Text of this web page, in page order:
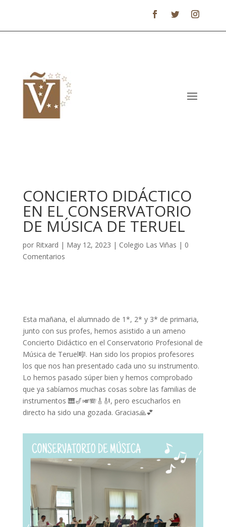
CONCIERTO DIDÁCTICO
EN EL CONSERVATORIO
DE MÚSICA DE TERUEL
por Ritxard | May 12, 2023 | Colegio Las Viñas | 0
Comentarios
Esta mañana, el alumnado de 1*, 2* y 3* de primaria,
junto con sus profes, hemos asistido a un ameno
Concierto Didáctico en el Conservatorio Profesional de
Música de Teruel🎼. Han sido los propios profesores
los que nos han presentado cada uno su instrumento.
Lo hemos pasado súper bien y hemos comprobado
que ya sabíamos muchas cosas sobre las familias de
instrumentos 🎹🎷🎺🪗🎸🎻, pero escucharlos en
directo ha sido una gozada. Gracias🙏💕